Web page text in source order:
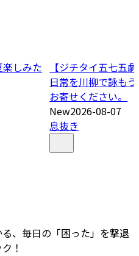
しみた
【ジチタイ五七五
日常を川柳で詠も
お寄せください。
New2026-08-07
息抜き
る、毎日の「困った」を撃退
！